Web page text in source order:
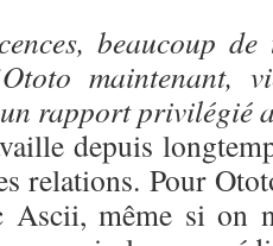
beaucoup
maintenant,
un rapport privilégié
depuis
relations. Pour
Ascii, même si on